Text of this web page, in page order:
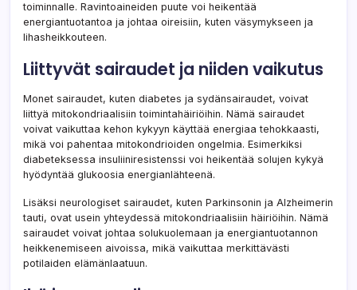
toiminnalle. Ravintoaineiden puute voi heikentää
energiantuotantoa ja johtaa oireisiin, kuten väsymykseen ja
lihasheikkouteen.
Liittyvät sairaudet ja niiden vaikutus
Monet sairaudet, kuten diabetes ja sydänsairaudet, voivat
liittyä mitokondriaalisiin toimintahäiriöihin. Nämä sairaudet
voivat vaikuttaa kehon kykyyn käyttää energiaa tehokkaasti,
mikä voi pahentaa mitokondrioiden ongelmia. Esimerkiksi
diabeteksessa insuliiniresistenssi voi heikentää solujen kykyä
hyödyntää glukoosia energianlähteenä.
Lisäksi neurologiset sairaudet, kuten Parkinsonin ja Alzheimerin
tauti, ovat usein yhteydessä mitokondriaalisiin häiriöihin. Nämä
sairaudet voivat johtaa solukuolemaan ja energiantuotannon
heikkenemiseen aivoissa, mikä vaikuttaa merkittävästi
potilaiden elämänlaatuun.